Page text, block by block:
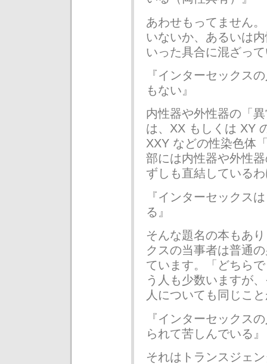
あわせもってません
いないか、あるいは
いった具合に混ざっ
『インターセックス
もない』
内性器や外性器の「
は、XX もしくは XY
XXY などの性染色体
部には内性器や外性
ずしも直結している
『インターセックス
る』
そんな題名の本もあ
クスの当事者は普通
ています。「どちら
う人も少数いますが
人についても同じこ
『インターセックス
られて苦しんでいる』
それはトランスジェ